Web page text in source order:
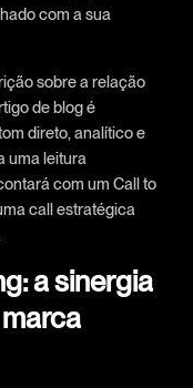
com a sua
sobre a relação
de blog é
direto, analítico e
uma leitura
com um Call to
call estratégica
a sinergia